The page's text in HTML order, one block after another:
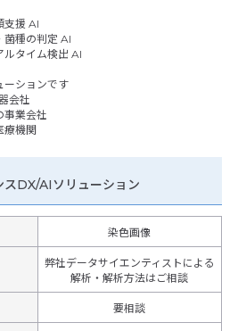
支援 AI
菌種の判定 AI
ルタイム検出 AI
ーションです
会社
事業会社
療機関
スDX/AIソリューション
染色画像
弊社データサイエンティストによる
解析・解析方法はご相談
要相談